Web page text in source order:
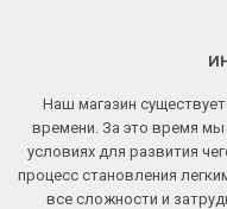
Наш магазин
времени. За это время
условиях для развития
процесс становления
все сложности и